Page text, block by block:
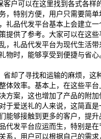
户可以在这里找到各式各样
，特别方便，用户只需要简
礼品代发平台基本上会建立
提供了参考。大家可以在这
，礼品代发平台为现代生活
物时，能够享受到便捷与省心
却了寻找和运输的麻烦，这
体效率。基本上，在这些平
方案，这也增加了产品的附
于爱送礼的人来说，这简直
能够接触到更多的客户，提
代发平台应运而生，特别是
系，用户可以根据自己的需